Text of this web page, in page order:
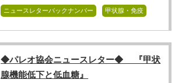
ニュースレターバックナンバー 甲状腺・免疫
◆パレオ協会ニュースレター◆ 『甲状
腺機能低下と低血糖』